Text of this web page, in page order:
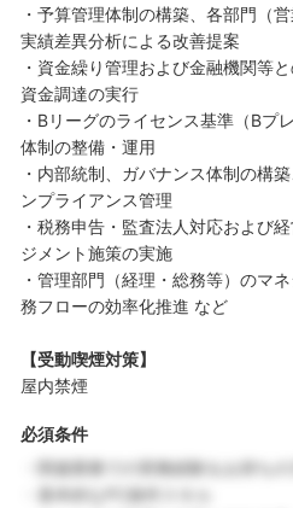
・予算管理体制の構築、各部門（
実績差異分析による改善提案
・資金繰り管理および金融機関等
資金調達の実行
・Bリーグのライセンス基準（Bプ
体制の整備・運用
・内部統制、ガバナンス体制の構
ンプライアンス管理
・税務申告・監査法人対応および
ジメント施策の実施
・管理部門（経理・総務等）のマ
務フローの効率化推進 など
【受動喫煙対策】
屋内禁煙
必須条件
・関連業務での実務経験をお持ちの
・基本的なPC操作スキル